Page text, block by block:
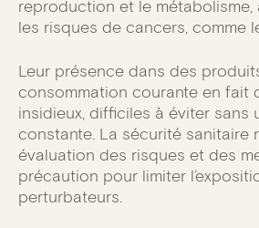
reproduction et le métabolisme,
les risques de cancers, comme
Leur présence dans des
consommation courante en fait
insidieux, difficiles à éviter sans
constante. La sécurité sanitaire
évaluation des risques et des
précaution pour limiter
perturbateurs.